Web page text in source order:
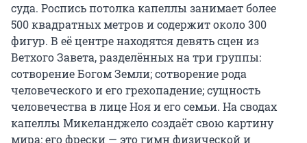
суда. Роспись потолка капеллы занимает более
500 квадратных метров и содержит около 300
фигур. В её центре находятся девять сцен из
Ветхого Завета, разделённых на три группы:
сотворение Богом Земли; сотворение рода
человеческого и его грехопадение; сущность
человечества в лице Ноя и его семьи. На сводах
капеллы Микеланджело создаёт свою картину
мира: его фрески — это гимн физической и